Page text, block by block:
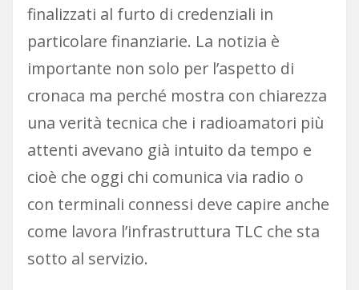
finalizzati al furto di credenziali in
particolare finanziarie. La notizia è
importante non solo per l’aspetto di
cronaca ma perché mostra con chiarezza
una verità tecnica che i radioamatori più
attenti avevano già intuito da tempo e
cioè che oggi chi comunica via radio o
con terminali connessi deve capire anche
come lavora l’infrastruttura TLC che sta
sotto al servizio.